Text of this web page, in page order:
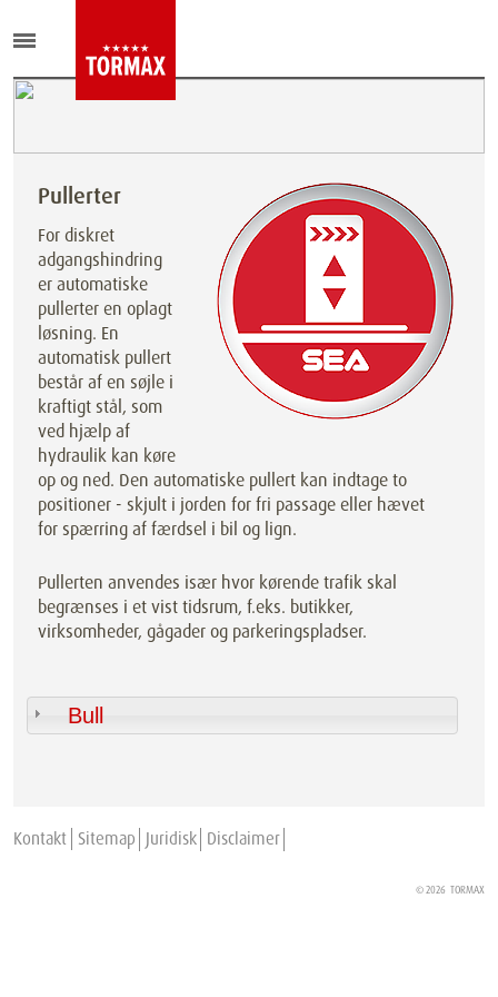
Pullerter
For diskret
adgangshindring
er automatiske
pullerter en oplagt
løsning. En
automatisk pullert
består af en søjle i
kraftigt stål, som
ved hjælp af
hydraulik kan køre
op og ned. Den automatiske pullert kan indtage to
positioner - skjult i jorden for fri passage eller hævet
for spærring af færdsel i bil og lign.
Pullerten anvendes især hvor kørende trafik skal
begrænses i et vist tidsrum, f.eks. butikker,
virksomheder, gågader og parkeringspladser.
Bull
Kontakt Sitemap Juridisk Disclaimer
© 2026 TORMAX